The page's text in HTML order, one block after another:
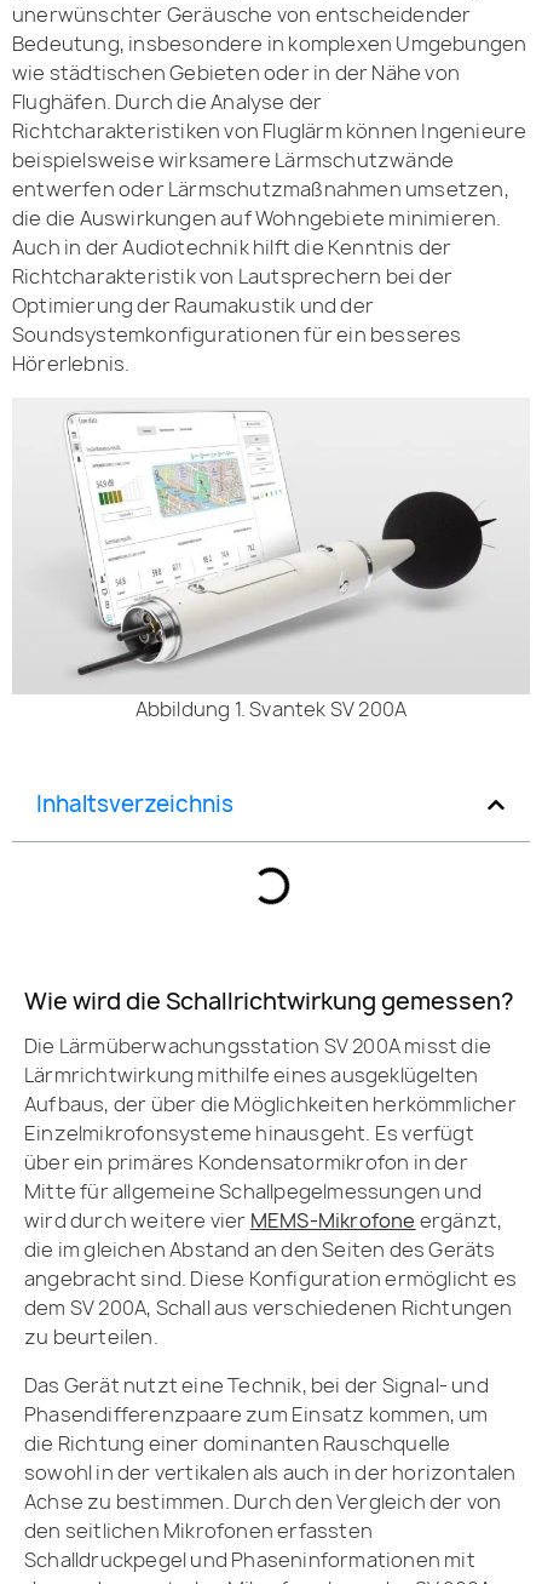
unerwünschter Geräusche von entscheidender
Bedeutung, insbesondere in komplexen Umgebungen
wie städtischen Gebieten oder in der Nähe von
Flughäfen. Durch die Analyse der
Richtcharakteristiken von Fluglärm können Ingenieure
beispielsweise wirksamere Lärmschutzwände
entwerfen oder Lärmschutzmaßnahmen umsetzen,
die die Auswirkungen auf Wohngebiete minimieren.
Auch in der Audiotechnik hilft die Kenntnis der
Richtcharakteristik von Lautsprechern bei der
Optimierung der Raumakustik und der
Soundsystemkonfigurationen für ein besseres
Hörerlebnis.
Abbildung 1. Svantek SV 200A
Inhaltsverzeichnis
Wie wird die Schallrichtwirkung gemessen?
Die Lärmüberwachungsstation SV 200A misst die
Lärmrichtwirkung mithilfe eines ausgeklügelten
Aufbaus, der über die Möglichkeiten herkömmlicher
Einzelmikrofonsysteme hinausgeht. Es verfügt
über ein primäres Kondensatormikrofon in der
Mitte für allgemeine Schallpegelmessungen und
wird durch weitere vier MEMS-Mikrofone ergänzt,
die im gleichen Abstand an den Seiten des Geräts
angebracht sind. Diese Konfiguration ermöglicht es
dem SV 200A, Schall aus verschiedenen Richtungen
zu beurteilen.
Das Gerät nutzt eine Technik, bei der Signal- und
Phasendifferenzpaare zum Einsatz kommen, um
die Richtung einer dominanten Rauschquelle
sowohl in der vertikalen als auch in der horizontalen
Achse zu bestimmen. Durch den Vergleich der von
den seitlichen Mikrofonen erfassten
Schalldruckpegel und Phaseninformationen mit